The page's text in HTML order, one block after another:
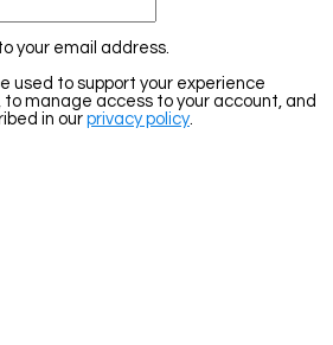
your email address.
used to support your experience
manage access to your account, and
in our privacy policy.